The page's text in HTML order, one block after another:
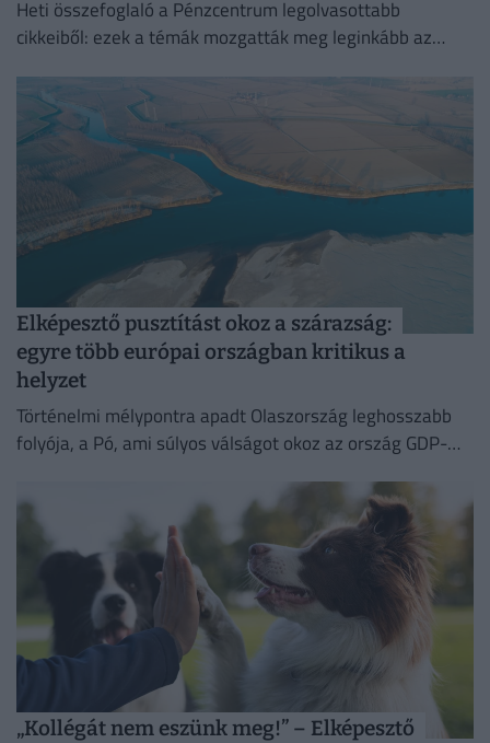
Heti összefoglaló a Pénzcentrum legolvasottabb
cikkeiből: ezek a témák mozgatták meg leginkább az
Elképesztő pusztítást okoz a szárazság:
egyre több európai országban kritikus a
helyzet
Történelmi mélypontra apadt Olaszország leghosszabb
folyója, a Pó, ami súlyos válságot okoz az ország GDP-
„Kollégát nem eszünk meg!” – Elképesztő